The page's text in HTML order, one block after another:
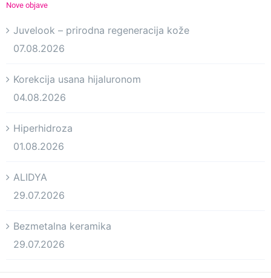
Nove objave
Juvelook – prirodna regeneracija kože
07.08.2026
Korekcija usana hijaluronom
04.08.2026
Hiperhidroza
01.08.2026
ALIDYA
29.07.2026
Bezmetalna keramika
29.07.2026